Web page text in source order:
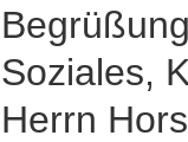
Soziales,
Herrn